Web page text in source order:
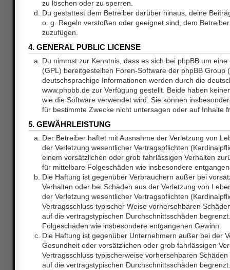
zu löschen oder zu sperren.
Du gestattest dem Betreiber darüber hinaus, deine
o. g. Regeln verstoßen oder geeignet sind, dem
zuzufügen.
4. GENERAL PUBLIC LICENSE
Du nimmst zur Kenntnis, dass es sich bei phpBB um
(GPL) bereitgestellten Foren-Software der phpBB Group
deutschsprachige Informationen werden durch die
www.phpbb.de zur Verfügung gestellt. Beide haben
wie die Software verwendet wird. Sie können
für bestimmte Zwecke nicht untersagen oder auf Inhalte
5. GEWÄHRLEISTUNG
Der Betreiber haftet mit Ausnahme der Verletzung von
der Verletzung wesentlicher Vertragspflichten
einem vorsätzlichen oder grob fahrlässigen Verhalten
für mittelbare Folgeschäden wie insbesondere
Die Haftung ist gegenüber Verbrauchern außer bei
Verhalten oder bei Schäden aus der Verletzung von
der Verletzung wesentlicher Vertragspflichten
Vertragsschluss typischer Weise vorhersehbaren
auf die vertragstypischen Durchschnittsschäden
Folgeschäden wie insbesondere entgangenen Gewinn.
Die Haftung ist gegenüber Unternehmern außer bei der
Gesundheit oder vorsätzlichen oder grob fahrlässigen
Vertragsschluss typischerweise vorhersehbaren
auf die vertragstypischen Durchschnittsschäden